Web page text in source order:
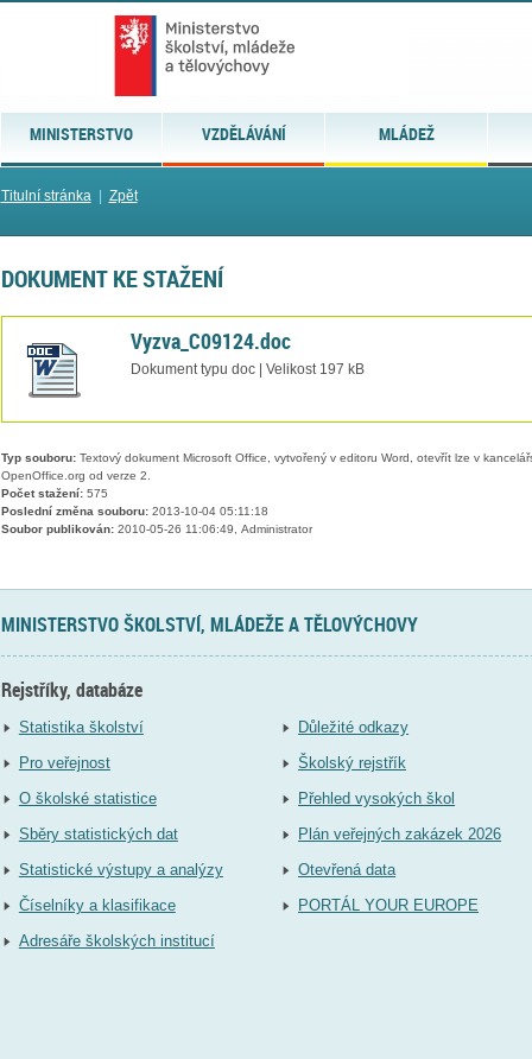
MINISTERSTVO VZDĚLÁVÁNÍ MLÁDEŽ
Titulní stránka| Zpět
DOKUMENT KE STAŽENÍ
Vyzva_C09124.doc
Dokument typu doc | Velikost 197 kB
Typ souboru:Textový dokument Microsoft Office, vytvořený v editoru Word, otevřít lze v
OpenOffice.org od verze 2.
Počet stažení:575
Poslední změna souboru:2013-10-04 05:11:18
Soubor publikován:2010-05-26 11:06:49, Administrator
MINISTERSTVO ŠKOLSTVÍ, MLÁDEŽE A TĚLOVÝCHOVY
Rejstříky, databáze
Statistika školství
Pro veřejnost
O školské statistice
Sběry statistických dat
Statistické výstupy a analýzy
Číselníky a klasifikace
Adresáře školských institucí
Důležité odkazy
Školský rejstřík
Přehled vysokých škol
Plán veřejných zakázek 2026
Otevřená data
PORTÁL YOUR EUROPE